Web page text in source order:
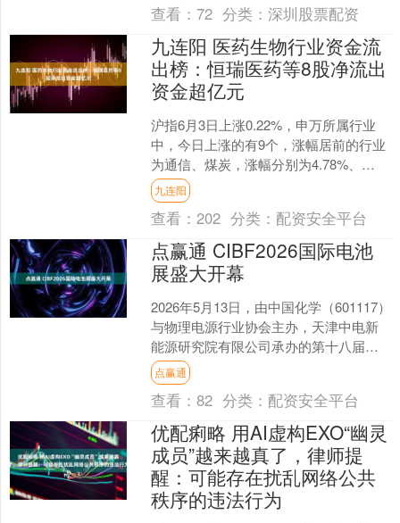
查看：72 分类：深圳股票配资
九连阳 医药生物行业资金流
出榜：恒瑞医药等8股净流出
资金超亿元
沪指6月3日上涨0.22%，申万所属行业
中，今日上涨的有9个，涨幅居前的行业
为通信、煤炭，涨幅分别为4.78%、
2.55%。跌幅居前的行业为综合、建筑材
料，跌幅....
九连阳
查看：202 分类： 配资安全平台
点赢通 CIBF2026国际电池
展盛大开幕
2026年5月13日，由中国化学（601117）
与物理电源行业协会主办，天津中电新
能源研究院有限公司承办的第十八届深
圳国际电池技术交流会/展览会
(CIBF202....
点赢通
查看：82 分类： 配资安全平台
优配痢略 用AI虚构EXO“幽灵
成员”越来越真了，律师提
醒：可能存在扰乱网络公共
秩序的违法行为